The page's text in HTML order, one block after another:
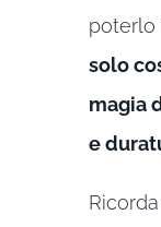
poterlo
solo
magia
e